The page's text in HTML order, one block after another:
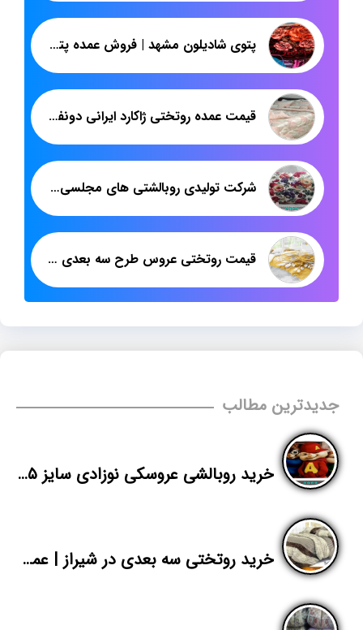
پتوی شادیلون مشهد | فروش عمده پتو گلدن آتیس
قیمت عمده روتختی ژاکارد ایرانی دونفره
شرکت تولیدی روبالشتی های مجلسی مخمل پورشه
قیمت روتختی عروس طرح سه بعدی در تهران
جدیدترین مطالب
خرید روبالشی عروسکی نوزادی سایز ۴۵*۲۵
خرید روتختی سه بعدی در شیراز | عمده فروشی روتختی اسپرت | پاندا